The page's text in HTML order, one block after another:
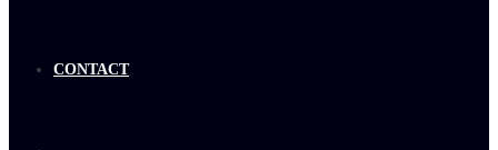
CONTACT